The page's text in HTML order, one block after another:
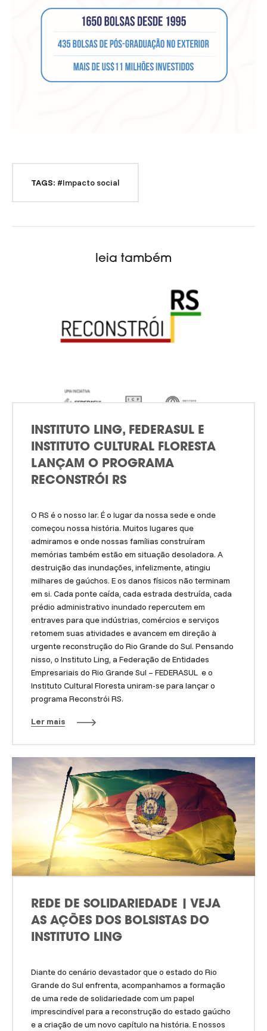
TAGS: #Impacto social
leia também
INSTITUTO LING, FEDERASUL E
INSTITUTO CULTURAL FLORESTA
LANÇAM O PROGRAMA
RECONSTRÓI RS
O RS é o nosso lar. É o lugar da nossa sede e onde
começou nossa história. Muitos lugares que
admiramos e onde nossas famílias construíram
memórias também estão em situação desoladora. A
destruição das inundações, infelizmente, atingiu
milhares de gaúchos. E os danos físicos não terminam
em si. Cada ponte caída, cada estrada destruída, cada
prédio administrativo inundado repercutem em
entraves para que indústrias, comércios e serviços
retomem suas atividades e avancem em direção à
urgente reconstrução do Rio Grande do Sul. Pensando
nisso, o Instituto Ling, a Federação de Entidades
Empresariais do Rio Grande Sul – FEDERASUL e o
Instituto Cultural Floresta uniram-se para lançar o
programa Reconstrói RS.
Ler mais
REDE DE SOLIDARIEDADE | VEJA
AS AÇÕES DOS BOLSISTAS DO
INSTITUTO LING
Diante do cenário devastador que o estado do Rio
Grande do Sul enfrenta, acompanhamos a formação
de uma rede de solidariedade com um papel
imprescindível para a reconstrução do estado gaúcho
e a criação de um novo capítulo na história. E nossos